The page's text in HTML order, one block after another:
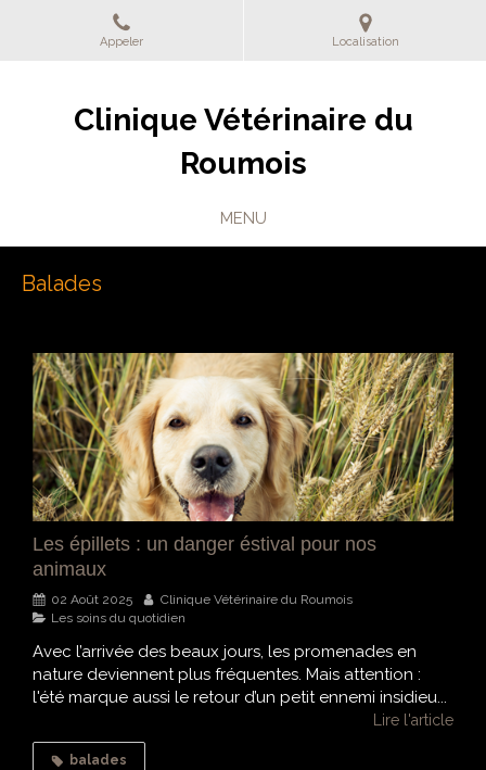
Appeler Localisation
Clinique Vétérinaire du
Roumois
MENU
Balades
Les épillets : un danger éstival pour nos
animaux
02 Août 2025
Clinique Vétérinaire du Roumois
Les soins du quotidien
Avec l’arrivée des beaux jours, les promenades en
nature deviennent plus fréquentes. Mais attention :
l'été marque aussi le retour d’un petit ennemi insidieu...
Lire l'article
balades